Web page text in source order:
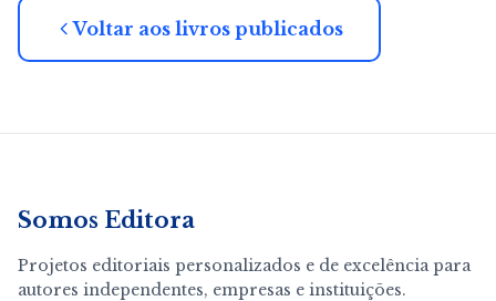
Voltar aos livros publicados
Somos Editora
Projetos editoriais personalizados e de excelência para
autores independentes, empresas e instituições.